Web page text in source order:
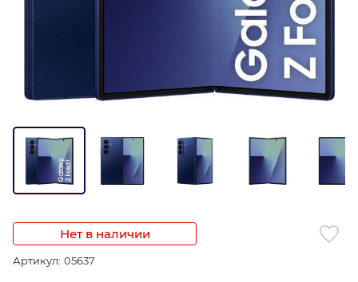
Нет в наличии
Артикул: 05637